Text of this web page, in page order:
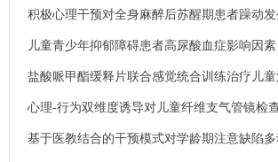
积极心理干预对全身麻醉后苏醒期患者躁动
响.
儿童青少年抑郁障碍患者高尿酸血症影响因
盐酸哌甲酯缓释片联合感觉统合训练治疗儿
床效果分析.
心理-行为双维度诱导对儿童纤维支气管镜检
的影响.
基于医教结合的干预模式对学龄期注意缺陷